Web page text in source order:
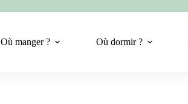
Où manger ? Où dormir ?